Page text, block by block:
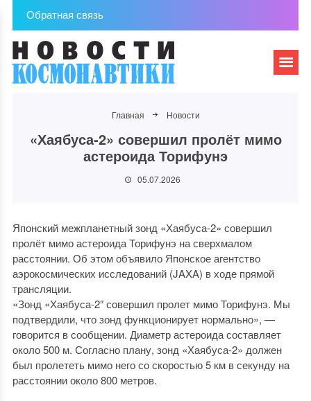
Обратная связь
Главная Новости
«Хаябуса-2» совершил пролёт мимо
астероида Торифунэ
05.07.2026
Японский межпланетный зонд «Хаябуса-2» совершил
пролёт мимо астероида Торифунэ на сверхмалом
расстоянии. Об этом объявило Японское агентство
аэрокосмических исследований (JAXA) в ходе прямой
трансляции.
«Зонд «Хаябуса-2″ совершил пролет мимо Торифунэ. Мы
подтвердили, что зонд функционирует нормально», —
говорится в сообщении. Диаметр астероида составляет
около 500 м. Согласно плану, зонд «Хаябуса-2» должен
был пролететь мимо него со скоростью 5 км в секунду на
расстоянии около 800 метров.